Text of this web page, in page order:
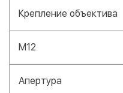
Крепление объектива
M12
Апертура